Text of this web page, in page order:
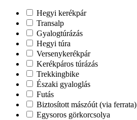
Hegyi kerékpár
Transalp
Gyalogtúrázás
Hegyi túra
Versenykerékpár
Kerékpáros túrázás
Trekkingbike
Északi gyaloglás
Futás
Biztosított mászóút (via ferrata)
Egysoros görkorcsolya